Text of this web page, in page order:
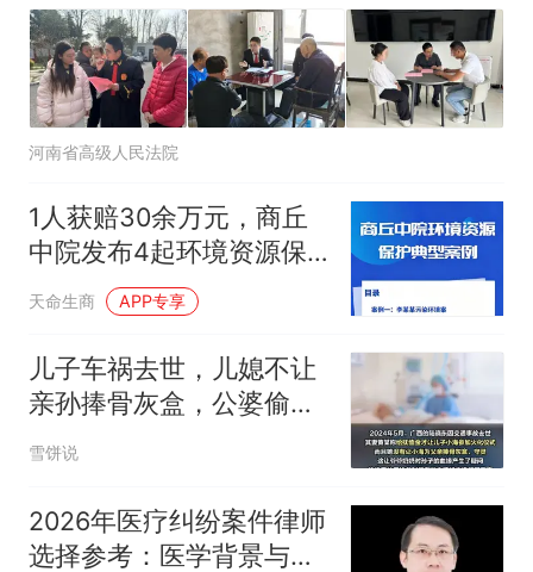
河南省高级人民法院
1人获赔30余万元，商丘
中院发布4起环境资源保
护典型案例
天命生商 APP专享
儿子车祸去世，儿媳不让
亲孙捧骨灰盒，公婆偷做
DNA发现非亲生，起诉却
雪饼说
2026年医疗纠纷案件律师
选择参考：医学背景与鉴